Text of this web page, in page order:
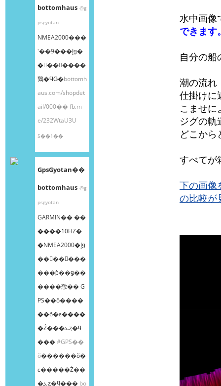
bottomhaus @g
psgyotan
NMEA2000���
ʽ��9���إǥ�
�󥰥��󥵡����
䳫�ϤǤ�bottomh
aus.com/shopdet
ail/000��fb.m
e/232WtaU3U
5��1��
GpsGyotan��
bottomhaus @g
psgyotan
GARMIN�� ��
����10HZ�
�NMEA2000�إǥ
��󥰥��󥵡���
���ƥ��ǥ��
����㥹�� G
PS��õ����
��õ�ε����
�Ź���ܥȥ�ϥ
���#GPS��
õ������õ�
ε�����Ź��
�ܥȥ�ϥ��� bo
水中画像
できます
自分の船
潮の流れ
仕掛けに
こませに
ジグの軌
どこか
すべてが
下の画像
の比較が